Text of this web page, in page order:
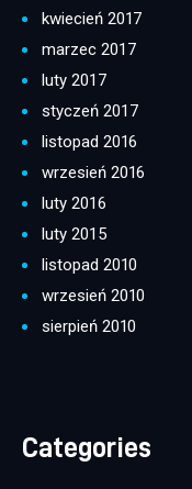
kwiecień 2017
marzec 2017
luty 2017
styczeń 2017
listopad 2016
wrzesień 2016
luty 2016
luty 2015
listopad 2010
wrzesień 2010
sierpień 2010
Categories